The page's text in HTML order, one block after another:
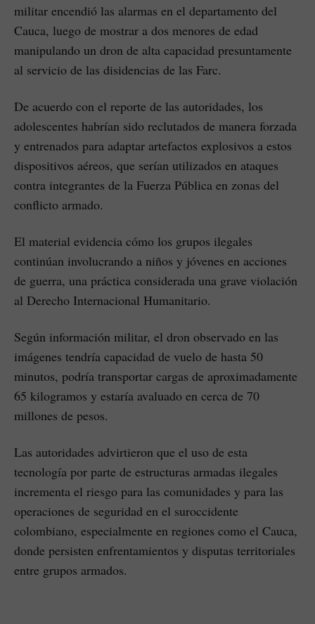
militar encendió las alarmas en el departamento del
Cauca, luego de mostrar a dos menores de edad
manipulando un dron de alta capacidad presuntamente
al servicio de las disidencias de las Farc.
De acuerdo con el reporte de las autoridades, los
adolescentes habrían sido reclutados de manera forzada
y entrenados para adaptar artefactos explosivos a estos
dispositivos aéreos, que serían utilizados en ataques
contra integrantes de la Fuerza Pública en zonas del
conflicto armado.
El material evidencia cómo los grupos ilegales
continúan involucrando a niños y jóvenes en acciones
de guerra, una práctica considerada una grave violación
al Derecho Internacional Humanitario.
Según información militar, el dron observado en las
imágenes tendría capacidad de vuelo de hasta 50
minutos, podría transportar cargas de aproximadamente
65 kilogramos y estaría avaluado en cerca de 70
millones de pesos.
Las autoridades advirtieron que el uso de esta
tecnología por parte de estructuras armadas ilegales
incrementa el riesgo para las comunidades y para las
operaciones de seguridad en el suroccidente
colombiano, especialmente en regiones como el Cauca,
donde persisten enfrentamientos y disputas territoriales
entre grupos armados.